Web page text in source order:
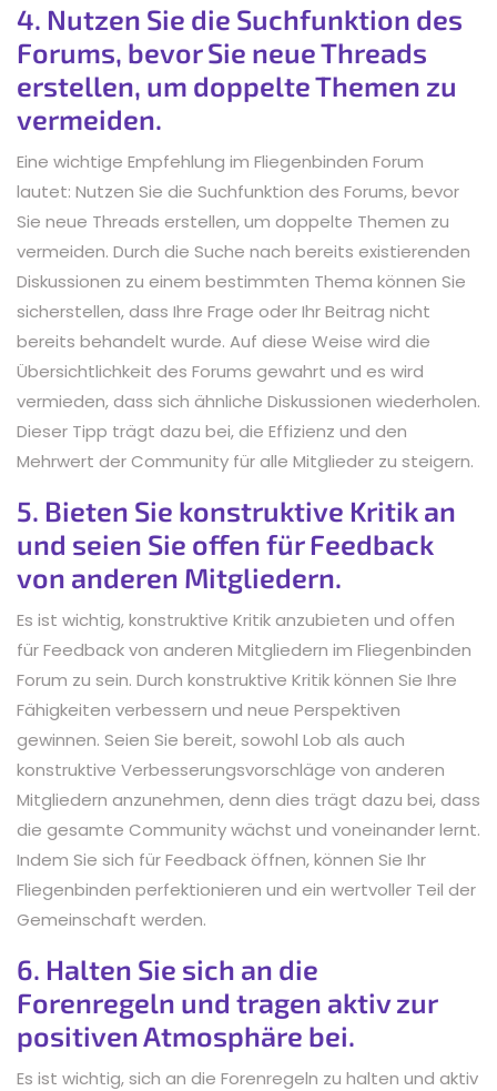
4. Nutzen Sie die Suchfunktion des
Forums, bevor Sie neue Threads
erstellen, um doppelte Themen zu
vermeiden.
Eine wichtige Empfehlung im Fliegenbinden Forum
lautet: Nutzen Sie die Suchfunktion des Forums, bevor
Sie neue Threads erstellen, um doppelte Themen zu
vermeiden. Durch die Suche nach bereits existierenden
Diskussionen zu einem bestimmten Thema können Sie
sicherstellen, dass Ihre Frage oder Ihr Beitrag nicht
bereits behandelt wurde. Auf diese Weise wird die
Übersichtlichkeit des Forums gewahrt und es wird
vermieden, dass sich ähnliche Diskussionen wiederholen.
Dieser Tipp trägt dazu bei, die Effizienz und den
Mehrwert der Community für alle Mitglieder zu steigern.
5. Bieten Sie konstruktive Kritik an
und seien Sie offen für Feedback
von anderen Mitgliedern.
Es ist wichtig, konstruktive Kritik anzubieten und offen
für Feedback von anderen Mitgliedern im Fliegenbinden
Forum zu sein. Durch konstruktive Kritik können Sie Ihre
Fähigkeiten verbessern und neue Perspektiven
gewinnen. Seien Sie bereit, sowohl Lob als auch
konstruktive Verbesserungsvorschläge von anderen
Mitgliedern anzunehmen, denn dies trägt dazu bei, dass
die gesamte Community wächst und voneinander lernt.
Indem Sie sich für Feedback öffnen, können Sie Ihr
Fliegenbinden perfektionieren und ein wertvoller Teil der
Gemeinschaft werden.
6. Halten Sie sich an die
Forenregeln und tragen aktiv zur
positiven Atmosphäre bei.
Es ist wichtig, sich an die Forenregeln zu halten und aktiv